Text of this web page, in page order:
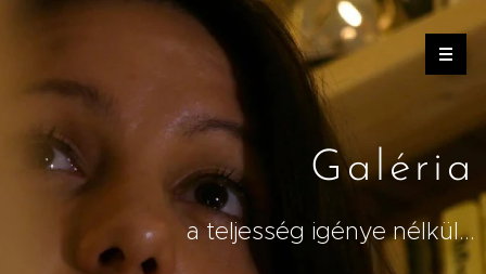
Galéria
a teljesség igénye nélkül...